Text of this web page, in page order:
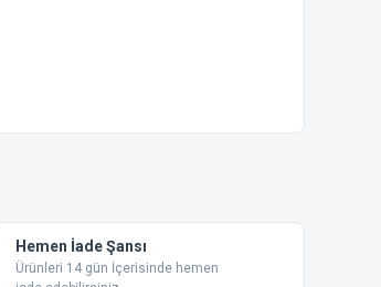
Hemen İade Şansı
Ürünleri 14 gün İçerisinde hemen